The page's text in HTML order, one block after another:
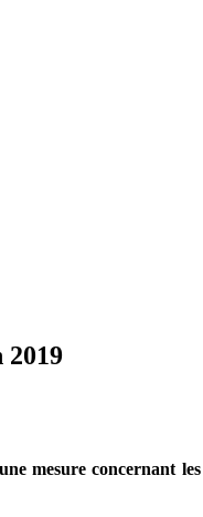
2019
mesure